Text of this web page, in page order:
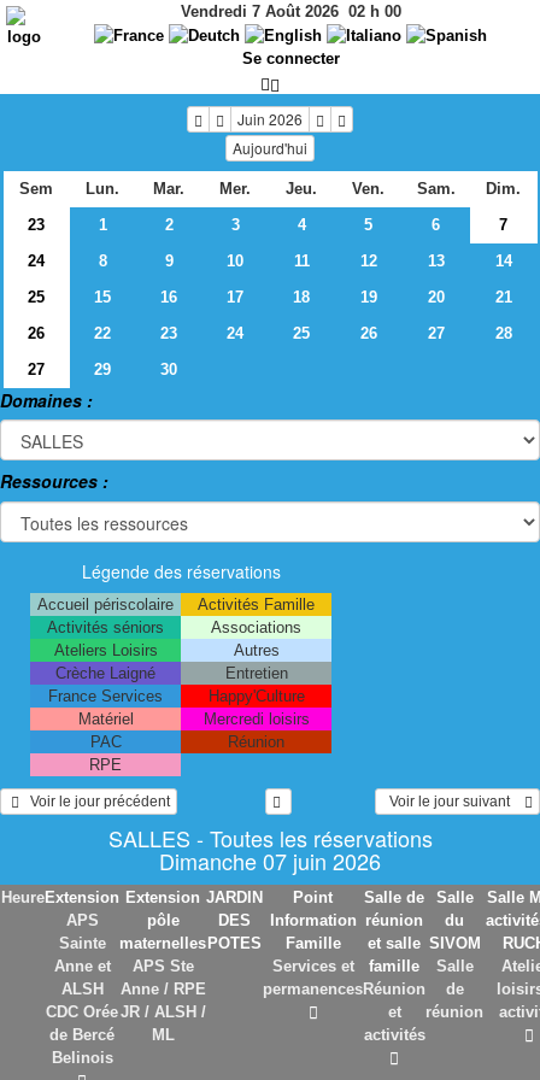
Vendredi 7 Août 2026 02h 00
Se connecter
Juin 2026
Aujourd'hui
Sem Lun. Mar. Mer. Jeu. Ven. Sam.
Dim.
23
1 2 3 4 5 6
7
24
8 9 10 11 12 13
14
25
15 16 17 18 19 20
21
26
22 23 24 25 26 27
28
27
29 30
Domaines :
Ressources :
Légende des réservations
Accueil périscolaire
Activités Famille
Activités séniors
Associations
Ateliers Loisirs
Autres
Crèche Laigné
Entretien
France Services
Happy'Culture
Matériel
Mercredi loisirs
PAC
Réunion
RPE
   Voir le jour précédent
  Voir le jour suivant
SALLES - Toutes les réservations
Dimanche 07 juin 2026
HeureExtension
APS
Sainte
Anne et
ALSH
CDC Orée
de Bercé
Belinois
Extension
pôle
maternelles
APS Ste
Anne / RPE
JR / ALSH /
ML
JARDIN
DES
POTES
Point
Information
Famille
Services et
permanences
Salle de
réunion
et salle
famille
Réunion
et
activités
Salle
du
SIVOM
Salle
de
réunion
Salle